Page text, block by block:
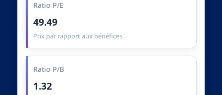
Ratio P/E
49.49
Prix par rapport aux bénéfices
Ratio P/B
1.32